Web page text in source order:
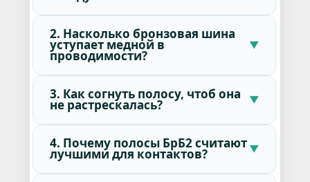
2. Насколько бронзовая шина
уступает медной в
проводимости?
3. Как согнуть полосу, чтоб она
не растрескалась?
4. Почему полосы БрБ2 считают
лучшими для контактов?